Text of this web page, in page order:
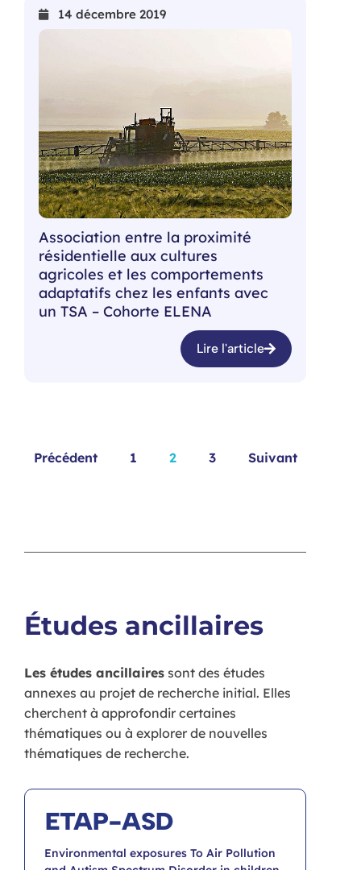
14 décembre 2019
Association entre la proximité
résidentielle aux cultures
agricoles et les comportements
adaptatifs chez les enfants avec
un TSA – Cohorte ELENA
Lire l'article
Précédent 1 2 3 Suivant
Études ancillaires
Les études ancillaires sont des études
annexes au projet de recherche initial. Elles
cherchent à approfondir certaines
thématiques ou à explorer de nouvelles
thématiques de recherche.
ETAP-ASD
Environmental exposures To Air Pollution